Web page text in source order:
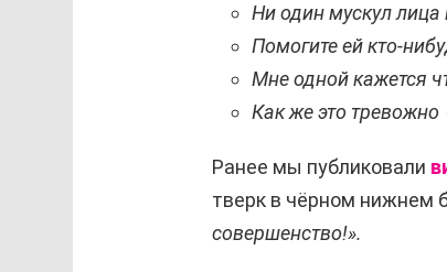
Ни один мускул лица
Помогите ей кто-
Мне одной кажется
Как же это тревожно
Ранее мы публиковали
тверк в чёрном нижнем
совершенство!».